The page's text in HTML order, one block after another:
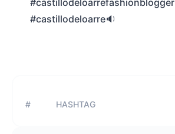
#castillodeloarrefashionblogger
#castillodeloarre🔉
# HASHTAG